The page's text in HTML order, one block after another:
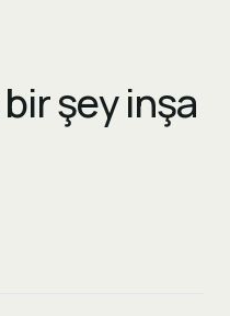
şey inşa